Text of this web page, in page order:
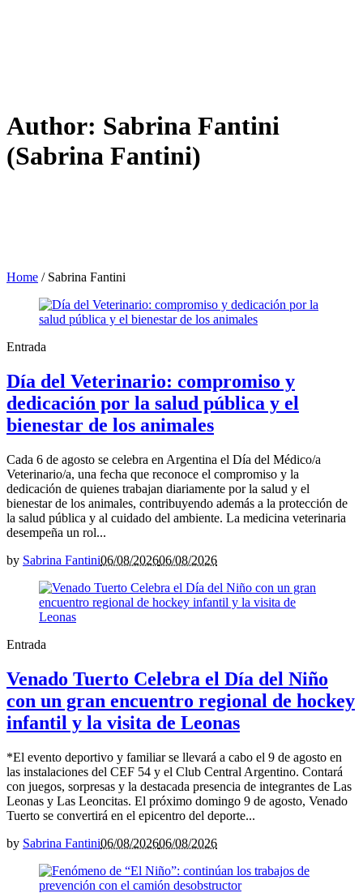
Author: Sabrina Fantini
(Sabrina Fantini)
Home / Sabrina Fantini
Entrada
Día del Veterinario: compromiso y
dedicación por la salud pública y el
bienestar de los animales
Cada 6 de agosto se celebra en Argentina el Día del Médico/a
Veterinario/a, una fecha que reconoce el compromiso y la
dedicación de quienes trabajan diariamente por la salud y el
bienestar de los animales, contribuyendo además a la protección de
la salud pública y al cuidado del ambiente. La medicina veterinaria
desempeña un rol...
by Sabrina Fantini06/08/202606/08/2026
Entrada
Venado Tuerto Celebra el Día del Niño
con un gran encuentro regional de hockey
infantil y la visita de Leonas
*El evento deportivo y familiar se llevará a cabo el 9 de agosto en
las instalaciones del CEF 54 y el Club Central Argentino. Contará
con juegos, sorpresas y la destacada presencia de integrantes de Las
Leonas y Las Leoncitas. El próximo domingo 9 de agosto, Venado
Tuerto se convertirá en el epicentro del deporte...
by Sabrina Fantini06/08/202606/08/2026